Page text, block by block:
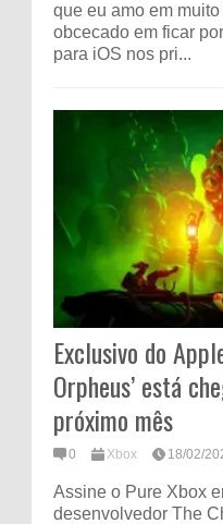
que eu amo em
obcecado em ficar
para iOS nos pri...
Exclusivo do
Orpheus’ está
próximo mês
0 Xbox 18/02/
Assine o Pure Xbox
desenvolvedor The